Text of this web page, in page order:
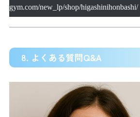
gym.com/new_lp/shop/higashinihonbashi/
8. よくある質問Q&A